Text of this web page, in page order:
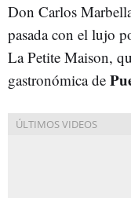
Don Carlos
pasada con el lujo
La Petite Maison,
gastronómica de